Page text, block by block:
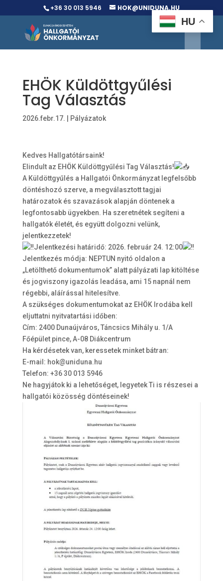
+36 30 013 5946 HOK@UNIDUNA.HU
EHÖK Küldöttgyűlési
Tag Választás
2026.febr.17. Pályázatok
Kedves Hallgatótársaink!
Elindult az EHÖK Küldöttgyűlési Tag Választás!
A Küldöttgyűlés a Hallgatói Önkormányzat legfelsőbb
döntéshozó szerve, a megválasztott tagjai
határozatok és szavazások alapján döntenek a
legfontosabb ügyekben. Ha szeretnétek segíteni a
hallgatók életét, és együtt dolgozni velünk,
jelentkezzetek!
Jelentkezési határidő: 2026. február 24. 12:00
Jelentkezés módja: NEPTUN nyitó oldalon a
„Letölthető dokumentumok” alatt pályázati lap kitöltése
és jogviszony igazolás leadása, ami 15 napnál nem
régebbi, aláírással hitelesítve.
A szükséges dokumentumokat az EHÖK Irodába kell
eljuttatni nyitvatartási időben:
Cím: 2400 Dunaújváros, Táncsics Mihály u. 1/A
Főépület pince, A-08 Diákcentrum
Ha kérdésetek van, keressetek minket bátran:
E-mail: hok@uniduna.hu
Telefon: +36 30 013 5946
Ne hagyjátok ki a lehetőséget, legyetek Ti is részesei a
hallgatói közösség döntéseinek!
HU